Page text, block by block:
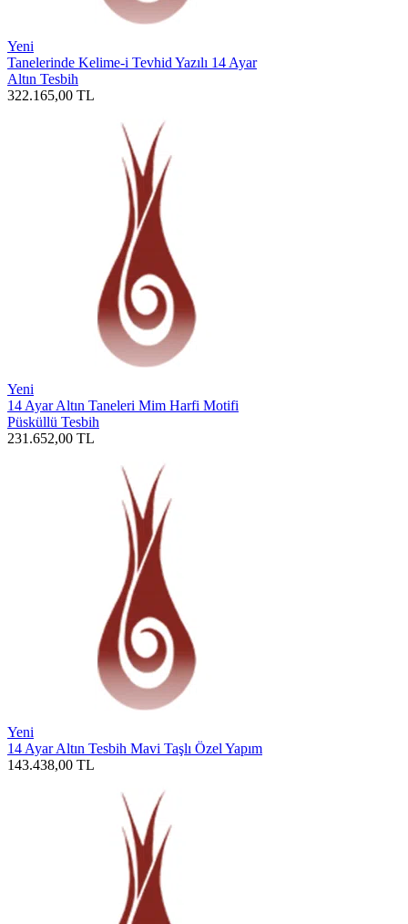
Yeni
Tanelerinde Kelime-i Tevhid Yazılı 14 Ayar
Altın Tesbih
322.165,00 TL
Yeni
14 Ayar Altın Taneleri Mim Harfi Motifi
Püsküllü Tesbih
231.652,00 TL
Yeni
14 Ayar Altın Tesbih Mavi Taşlı Özel Yapım
143.438,00 TL